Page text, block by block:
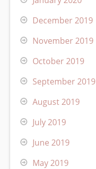
December 2019
November 2019
October 2019
September 2019
August 2019
July 2019
June 2019
May 2019